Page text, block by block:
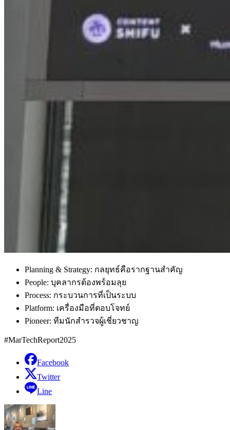
Planning & Strategy: กลยุทธ์คือรากฐานสำคัญ
People: บุคลากรต้องพร้อมลุย
Process: กระบวนการที่เป็นระบบ
Platform: เครื่องมือที่ตอบโจทย์
Pioneer: ทีมนักสำรวจผู้เชี่ยวชาญ
#MarTechReport2025
Facebook
Twitter
Line